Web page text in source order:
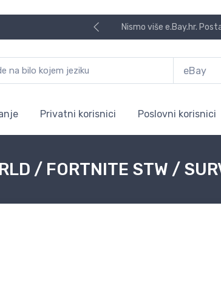
Nismo više e.Bay.hr.
Privatni korisnici Poslovni korisnici
/ FORTNITE STW /